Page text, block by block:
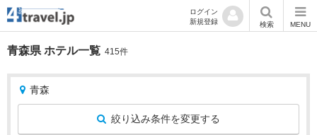
ログイン
新規登録
検索 MENU
青森県 ホテル一覧 415件
青森
絞り込み条件を変更する